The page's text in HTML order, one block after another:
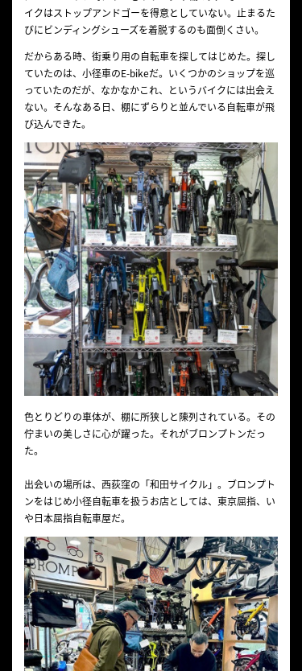
イクはストップアンドゴーを得意としていない。止まるた
びにビンディングシューズを着脱するのも面倒くさい。
だからある時、街乗り用の自転車を探してはじめた。探し
ていたのは、小径車のE-bikeだ。いくつかのショップを巡
っていたのだが、なかなかこれ、というバイクには出会え
ない。そんなある日、棚にずらりと並んでいる自転車が飛
び込んできた。
色とりどりの車体が、棚に所狭しと陳列されている。その
佇まいの美しさに心が躍った。それがブロンプトンだっ
た。
出会いの場所は、西荻窪の「和田サイクル」。ブロンプト
ンをはじめ小径自転車を扱うお店としては、東京屈指、い
や日本屈指自転車屋だ。